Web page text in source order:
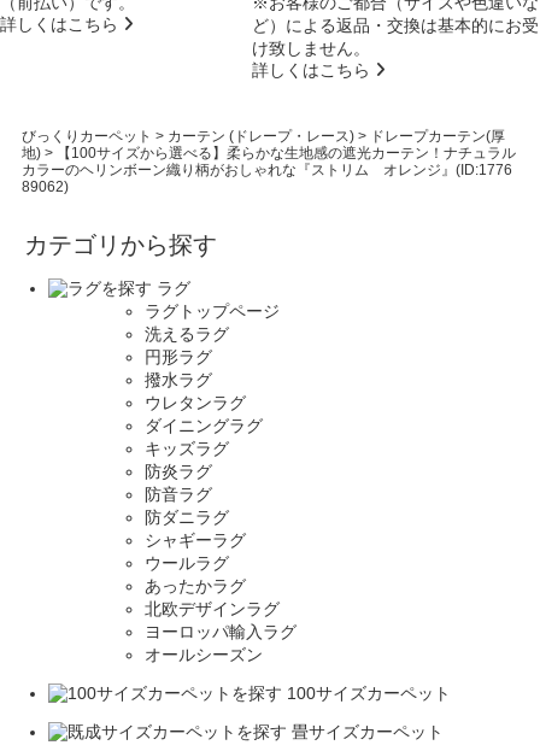
詳しくはこちら
ど）による返品・交換は基本的にお受
け致しません。
詳しくはこちら
びっくりカーペット > カーテン (ドレープ・レース)> ドレープカーテン(厚
地)>
【100サイズから選べる】柔らかな生地感の遮光カーテン！ナチュラル
カラーのヘリンボーン織り柄がおしゃれな『ストリム オレンジ』(ID:1776
89062)
カテゴリから探す
ラグ
ラグトップページ
洗えるラグ
円形ラグ
撥水ラグ
ウレタンラグ
ダイニングラグ
キッズラグ
防炎ラグ
防音ラグ
防ダニラグ
シャギーラグ
ウールラグ
あったかラグ
北欧デザインラグ
ヨーロッパ輸入ラグ
オールシーズン
100サイズカーペット
畳サイズカーペット